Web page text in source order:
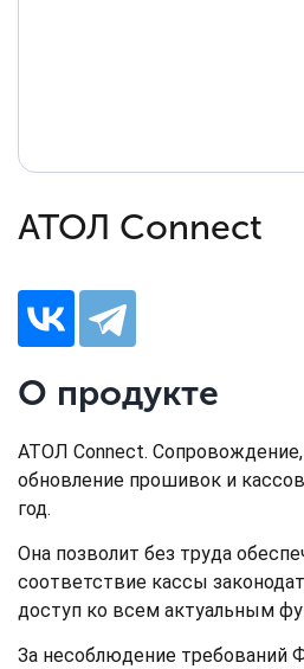
АТОЛ Connect
О продукте
АТОЛ Connect.
обновление прошивок и
год.
Она позволит без труда
соответствие кассы
доступ ко всем актуальным
За несоблюдение требований